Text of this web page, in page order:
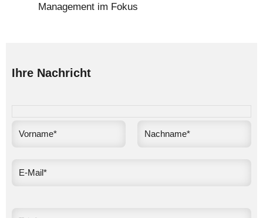
Management im Fokus
Ihre Nachricht